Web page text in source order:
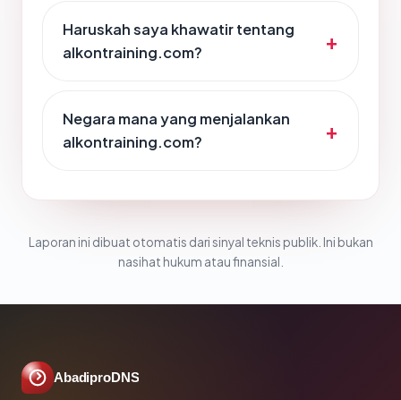
Haruskah saya khawatir tentang
alkontraining.com?
Negara mana yang menjalankan
alkontraining.com?
Laporan ini dibuat otomatis dari sinyal teknis publik. Ini bukan
nasihat hukum atau finansial.
AbadiproDNS